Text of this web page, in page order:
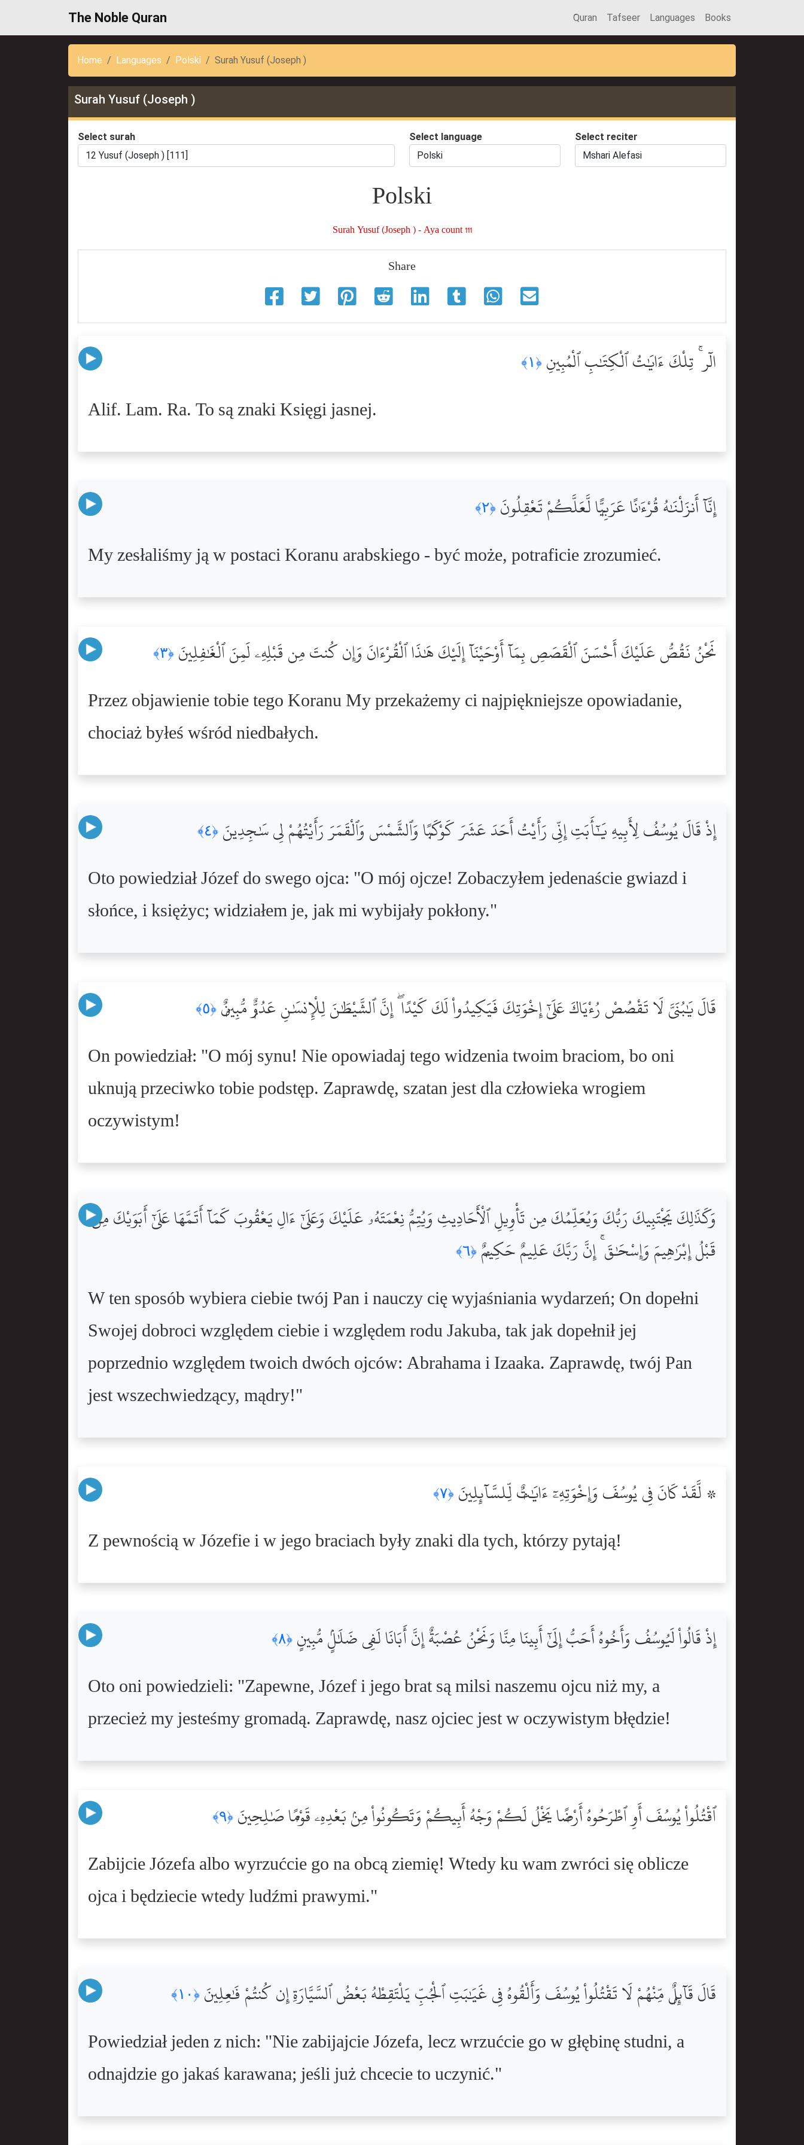
The Noble Quran َQuran Tafseer Languages Books
Home Languages Polski Surah Yusuf (Joseph )
Surah Yusuf (Joseph )
Select surah Select language Select reciter
Polski
Surah Yusuf (Joseph ) - Aya count 111
Share
الٓر ۚ تِلْكَ ءَايَٰتُ ٱلْكِتَٰبِ ٱلْمُبِينِ ﴿١﴾
Alif. Lam. Ra. To są znaki Księgi jasnej.
إِنَّآ أَنزَلْنَٰهُ قُرْءَٰنًا عَرَبِيًّۭا لَّعَلَّكُمْ تَعْقِلُونَ ﴿٢﴾
My zesłaliśmy ją w postaci Koranu arabskiego - być może, potraficie zrozumieć.
نَحْنُ نَقُصُّ عَلَيْكَ أَحْسَنَ ٱلْقَصَصِ بِمَآ أَوْحَيْنَآ إِلَيْكَ هَٰذَا ٱلْقُرْءَانَ وَإِن كُنتَ مِن قَبْلِهِۦ لَمِنَ ٱلْغَٰفِلِينَ ﴿٣﴾
Przez objawienie tobie tego Koranu My przekażemy ci najpiękniejsze opowiadanie,
chociaż byłeś wśród niedbałych.
إِذْ قَالَ يُوسُفُ لِأَبِيهِ يَٰٓأَبَتِ إِنِّى رَأَيْتُ أَحَدَ عَشَرَ كَوْكَبًۭا وَٱلشَّمْسَ وَٱلْقَمَرَ رَأَيْتُهُمْ لِى سَٰجِدِينَ ﴿٤﴾
Oto powiedział Józef do swego ojca: "O mój ojcze! Zobaczyłem jedenaście gwiazd i
słońce, i księżyc; widziałem je, jak mi wybijały pokłony."
قَالَ يَٰبُنَىَّ لَا تَقْصُصْ رُءْيَاكَ عَلَىٰٓ إِخْوَتِكَ فَيَكِيدُواْ لَكَ كَيْدًا ۖ إِنَّ ٱلشَّيْطَٰنَ لِلْإِنسَٰنِ عَدُوٌّۭ مُّبِينٌۭ ﴿٥﴾
On powiedział: "O mój synu! Nie opowiadaj tego widzenia twoim braciom, bo oni
uknują przeciwko tobie podstęp. Zaprawdę, szatan jest dla człowieka wrogiem
oczywistym!
وَكَذَٰلِكَ يَجْتَبِيكَ رَبُّكَ وَيُعَلِّمُكَ مِن تَأْوِيلِ ٱلْأَحَادِيثِ وَيُتِمُّ نِعْمَتَهُۥ عَلَيْكَ وَعَلَىٰٓ ءَالِ يَعْقُوبَ كَمَآ أَتَمَّهَا عَلَىٰٓ أَبَوَيْكَ مِن
قَبْلُ إِبْرَٰهِيمَ وَإِسْحَٰقَ ۚ إِنَّ رَبَّكَ عَلِيمٌ حَكِيمٌۭ ﴿٦﴾
W ten sposób wybiera ciebie twój Pan i nauczy cię wyjaśniania wydarzeń; On dopełni
Swojej dobroci względem ciebie i względem rodu Jakuba, tak jak dopełnił jej
poprzednio względem twoich dwóch ojców: Abrahama i Izaaka. Zaprawdę, twój Pan
jest wszechwiedzący, mądry!"
۞ لَّقَدْ كَانَ فِى يُوسُفَ وَإِخْوَتِهِۦٓ ءَايَٰتٌۭ لِّلسَّآئِلِينَ ﴿٧﴾
Z pewnością w Józefie i w jego braciach były znaki dla tych, którzy pytają!
إِذْ قَالُواْ لَيُوسُفُ وَأَخُوهُ أَحَبُّ إِلَىٰٓ أَبِينَا مِنَّا وَنَحْنُ عُصْبَةٌ إِنَّ أَبَانَا لَفِى ضَلَٰلٍۢ مُّبِينٍ ﴿٨﴾
Oto oni powiedzieli: "Zapewne, Józef i jego brat są milsi naszemu ojcu niż my, a
przecież my jesteśmy gromadą. Zaprawdę, nasz ojciec jest w oczywistym błędzie!
ٱقْتُلُواْ يُوسُفَ أَوِ ٱطْرَحُوهُ أَرْضًۭا يَخْلُ لَكُمْ وَجْهُ أَبِيكُمْ وَتَكُونُواْ مِنۢ بَعْدِهِۦ قَوْمًۭا صَٰلِحِينَ ﴿٩﴾
Zabijcie Józefa albo wyrzućcie go na obcą ziemię! Wtedy ku wam zwróci się oblicze
ojca i będziecie wtedy ludźmi prawymi."
قَالَ قَآئِلٌۭ مِّنْهُمْ لَا تَقْتُلُواْ يُوسُفَ وَأَلْقُوهُ فِى غَيَٰبَتِ ٱلْجُبِّ يَلْتَقِطْهُ بَعْضُ ٱلسَّيَّارَةِ إِن كُنتُمْ فَٰعِلِينَ ﴿١٠﴾
Powiedział jeden z nich: "Nie zabijajcie Józefa, lecz wrzućcie go w głębinę studni, a
odnajdzie go jakaś karawana; jeśli już chcecie to uczynić."